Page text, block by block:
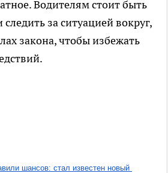
Водителям стоит быть
за ситуацией вокруг,
закона, чтобы избежать
шансов: стал известен новый